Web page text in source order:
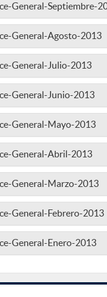
General-Septiembre-
General-Agosto-2013
General-Julio-2013
General-Junio-2013
General-Mayo-2013
General-Abril-2013
General-Marzo-2013
General-Febrero-2013
General-Enero-2013